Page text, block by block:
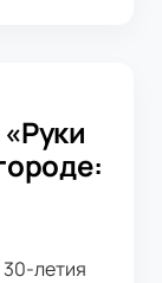
летия